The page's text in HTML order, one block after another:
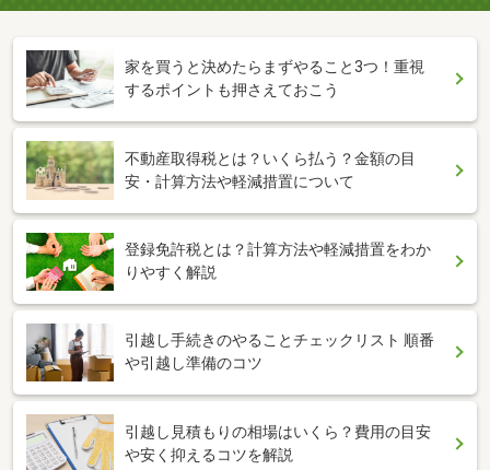
家を買うと決めたらまずやること3つ！重視
するポイントも押さえておこう
不動産取得税とは？いくら払う？金額の目
安・計算方法や軽減措置について
登録免許税とは？計算方法や軽減措置をわか
りやすく解説
引越し手続きのやることチェックリスト 順番
や引越し準備のコツ
引越し見積もりの相場はいくら？費用の目安
や安く抑えるコツを解説